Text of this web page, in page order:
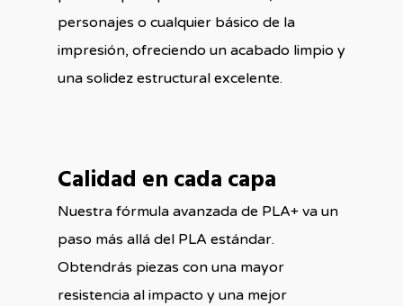
personajes o cualquier básico de la
impresión, ofreciendo un acabado limpio y
una solidez estructural excelente.
Calidad en cada capa
Nuestra fórmula avanzada de PLA+ va un
paso más allá del PLA estándar.
Obtendrás piezas con una mayor
resistencia al impacto y una mejor